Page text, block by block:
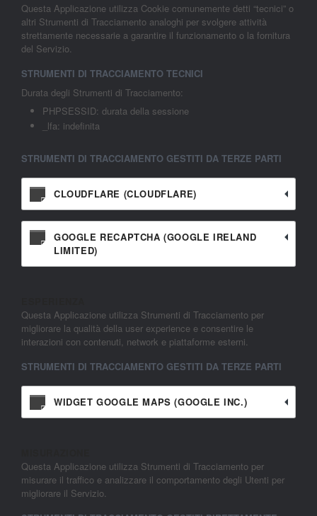
Questa Applicazione utilizza Cookie comunemente detti “tecnici” o
altri Strumenti di Tracciamento analoghi per svolgere attività
strettamente necessarie a garantire il funzionamento o la fornitura
del Servizio.
STRUMENTI DI TRACCIAMENTO TECNICI
Durata degli Strumenti di Tracciamento:
PHPSESSID: durata della sessione
_lfa: indefinita
STRUMENTI DI TRACCIAMENTO GESTITI DA TERZE PARTI
CLOUDFLARE (CLOUDFLARE)
GOOGLE RECAPTCHA (GOOGLE IRELAND
LIMITED)
Questa Applicazione utilizza Strumenti di Tracciamento per
migliorare la qualità della user experience e consentire le
interazioni con contenuti, network e piattaforme esterni.
STRUMENTI DI TRACCIAMENTO GESTITI DA TERZE PARTI
WIDGET GOOGLE MAPS (GOOGLE INC.)
Questa Applicazione utilizza Strumenti di Tracciamento per
misurare il traffico e analizzare il comportamento degli Utenti per
migliorare il Servizio.